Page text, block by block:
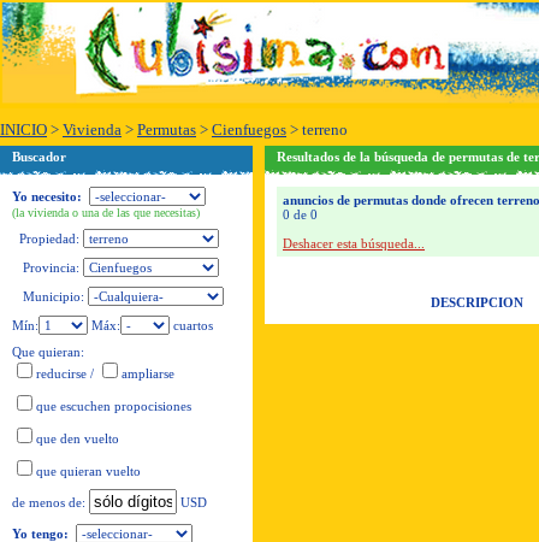
INICIO > Vivienda > Permutas > Cienfuegos > terreno
Buscador
Yo necesito:
(la vivienda o una de las que necesitas)
Propiedad:
Provincia:
Municipio:
Mín:
Máx:
cuartos
Que quieran:
reducirse / ampliarse
que escuchen propocisiones
que den vuelto
que quieran vuelto
de menos de: USD
Yo tengo:
Resultados de la búsqueda de permutas de
anuncios de permutas donde ofrecen
0 de 0
Deshacer esta búsqueda...
DESCRIPCION